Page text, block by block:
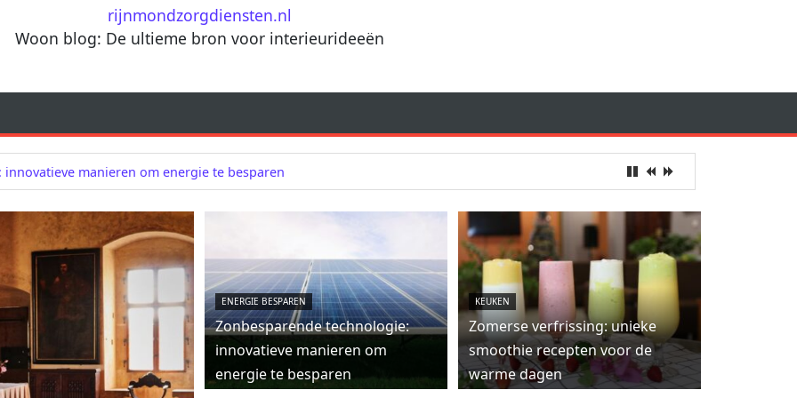
rijnmondzorgdiensten.nl
Woon blog: De ultieme bron voor interieurideeën
manieren om energie te besparen
ENERGIE BESPAREN
Zonbesparende technologie:
innovatieve manieren om
energie te besparen
KEUKEN
Zomerse verfrissing: unieke
smoothie recepten voor de
warme dagen